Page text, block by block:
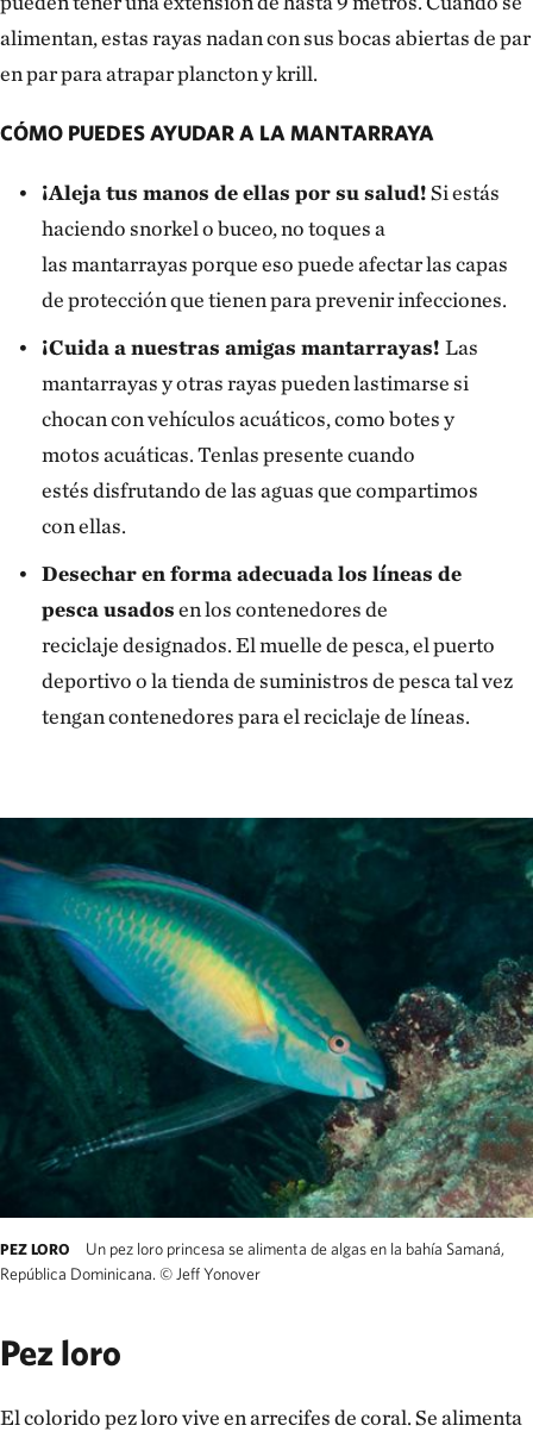
alimentan, estas rayas nadan con sus bocas abiertas de par
en par para atrapar plancton y krill.
CÓMO PUEDES AYUDAR A LA MANTARRAYA
¡Aleja tus manos de ellas por su salud!Si estás
haciendo snorkel o buceo, no toques a
las mantarrayas porque eso puede afectar las capas
de protección que tienen para prevenir infecciones.
¡Cuida a nuestras amigas mantarrayas!Las
mantarrayas y otras rayas pueden lastimarse si
chocan con vehículos acuáticos, como botes y
motos acuáticas. Tenlas presente cuando
estés disfrutando de las aguas que compartimos
con ellas.
Desechar en forma adecuada los líneas de
pesca usadosen los contenedores de
reciclaje designados. El muelle de pesca, el puerto
deportivo o la tienda de suministros de pesca tal vez
tengan contenedores para el reciclaje de líneas.
PEZ LORO
Un pez loro princesa se alimenta de algas en la bahía Samaná,
República Dominicana. © Jeff Yonover
Pez loro
El colorido pez loro vive en arrecifes de coral. Se alimenta